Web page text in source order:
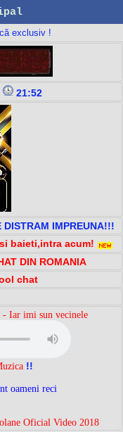
exclusiv !
21:52
DISTRAM IMPREUNA!!!
baieti,intra acum!
DIN ROMANIA
chat
- Iar imi sun vecinele
!!
oameni reci
Oficial Video 2018